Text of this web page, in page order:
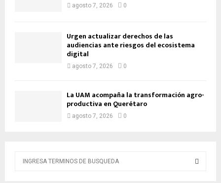
agosto 7, 2026 0
Urgen actualizar derechos de las
audiencias ante riesgos del ecosistema
digital
agosto 7, 2026 0
La UAM acompaña la transformación agro-
productiva en Querétaro
agosto 7, 2026 0